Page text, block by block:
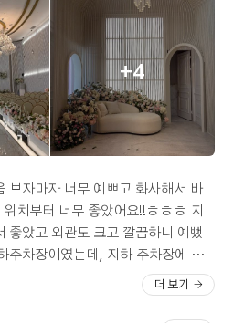
궁금해하는 세세한 예식 진행 부분
꼼하게 설명해 주셨습니다. 무엇보
맞춘 합리적인 견적과 당일 계약 서
조율해 주셔서 정말 기분 좋게 마
션, 교통 위치, 연회장 식사, 서비스
에 가까운 밸런스 좋은 웨딩홀입니
성비와 퀄리티를 모두 잡은 쾌적한
다. 웨딩홀 자체가 너무 화려하거
는 깔끔하면서도 우아한 분위기라
않은 스타일이라는 점도 마음에 들
시 매우 만족스러웠습니다. 보통 웨
빠르게 진행되는 경우가 많았는데,
한 분위기에서 설명을 들을 수 있
행 순서, 하객 동선, 신부대기실, 주
게 안내해주셔서 신뢰가 갔습니다.
게 응대해주셨고, 무리하게 계약을
니라 편하게 비교하고 고민할 수 있
음식 퀄리티 역시 기대 이상으로 만
적인 메뉴 구성도 알차고 담음새도
도 좋은 편이라 하객분들도 충분히
았습니다. 어쩌다보니 최근 지인이
+4
보자마자 너무 예쁘고 화사해서 바
치부터 너무 좋았어요!!ㅎㅎㅎ 지
좋았고 외관도 크고 깔끔하니 예뻤
주차장이였는데, 지하 주차장에 주
보다 무료 주차 시간도 3시간 까지 지
없겠다는 생각에 더더욱이 마음에
더 보기